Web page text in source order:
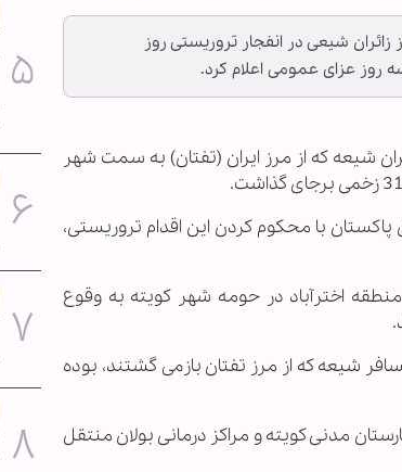
شیعی در انفجار تروریستی روز
روز عزای عمومی اعلام کرد.
شیعه که از مرز ایران (تفتان) به سمت شهر
با محکوم کردن این اقدام تروریستی،
اخترآباد در حومه شهر کویته به وقوع
چیمه رییس پلیس کویته در این خصوص گفت: اتوبوس حامل 50 مسافر شیعه که از مرز تفتان بازمی گشتند، بوده
مدنی کویته و مراکز درمانی بولان منتقل